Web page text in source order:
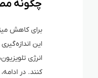
چگونه
برای کاهش
انرژی
کنند. در